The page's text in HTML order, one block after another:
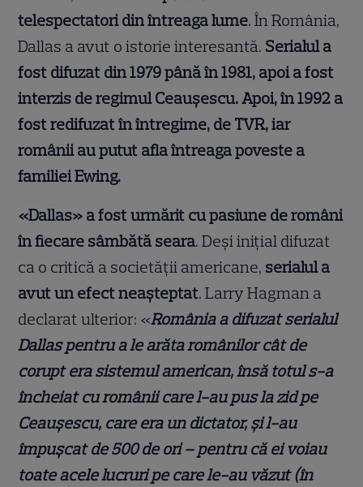
telespectatori din întreaga lume. În România,
Dallas a avut o istorie interesantă. Serialul a
fost difuzat din 1979 până în 1981, apoi a fost
interzis de regimul Ceaușescu. Apoi, în 1992 a
fost redifuzat în întregime, de TVR, iar
românii au putut afla întreaga poveste a
familiei Ewing.
«Dallas» a fost urmărit cu pasiune de români
în fiecare sâmbătă seara. Deși inițial difuzat
ca o critică a societății americane, serialul a
avut un efect neașteptat. Larry Hagman a
declarat ulterior: «România a difuzat serialul
Dallas pentru a le arăta românilor cât de
corupt era sistemul american, însă totul s-a
încheiat cu românii care l-au pus la zid pe
Ceauşescu, care era un dictator, şi l-au
împuşcat de 500 de ori – pentru că ei voiau
toate acele lucruri pe care le-au văzut (în